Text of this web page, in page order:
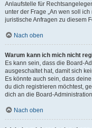
Anlaufstelle für
unter der Frage „An wen soll
juristische Anfragen zu diesem
Nach oben
Warum kann ich mich nicht
Es kann sein, dass die Board-
ausgeschaltet hat, damit sich
Es könnte auch sein, dass
du dich registrieren möchtest,
dich an die Board-
Nach oben